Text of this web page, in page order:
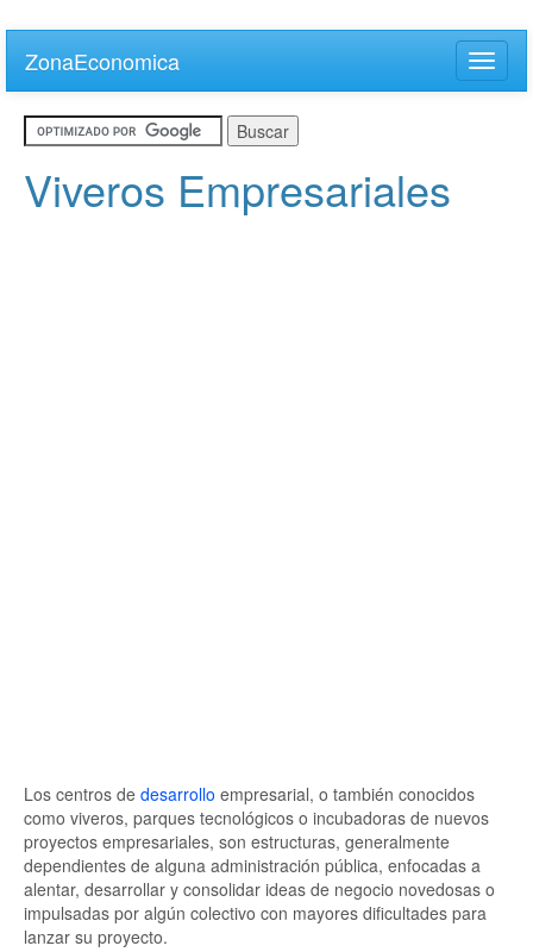
main
content
ZonaEconomica
Toggle
Viveros Empresariales
Los centros de desarrollo empresarial, o también conocidos
como viveros, parques tecnológicos o incubadoras de nuevos
proyectos empresariales, son estructuras, generalmente
dependientes de alguna administración pública, enfocadas a
alentar, desarrollar y consolidar ideas de negocio novedosas o
impulsadas por algún colectivo con mayores dificultades para
lanzar su proyecto.